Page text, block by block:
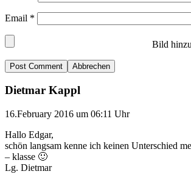
Email *
Bild
Abbrechen
Dietmar Kappl
16.February 2016 um 06:11 Uhr
Hallo Edgar,
schön langsam kenne ich keinen Unterschied
– klasse 🙂
Lg. Dietmar